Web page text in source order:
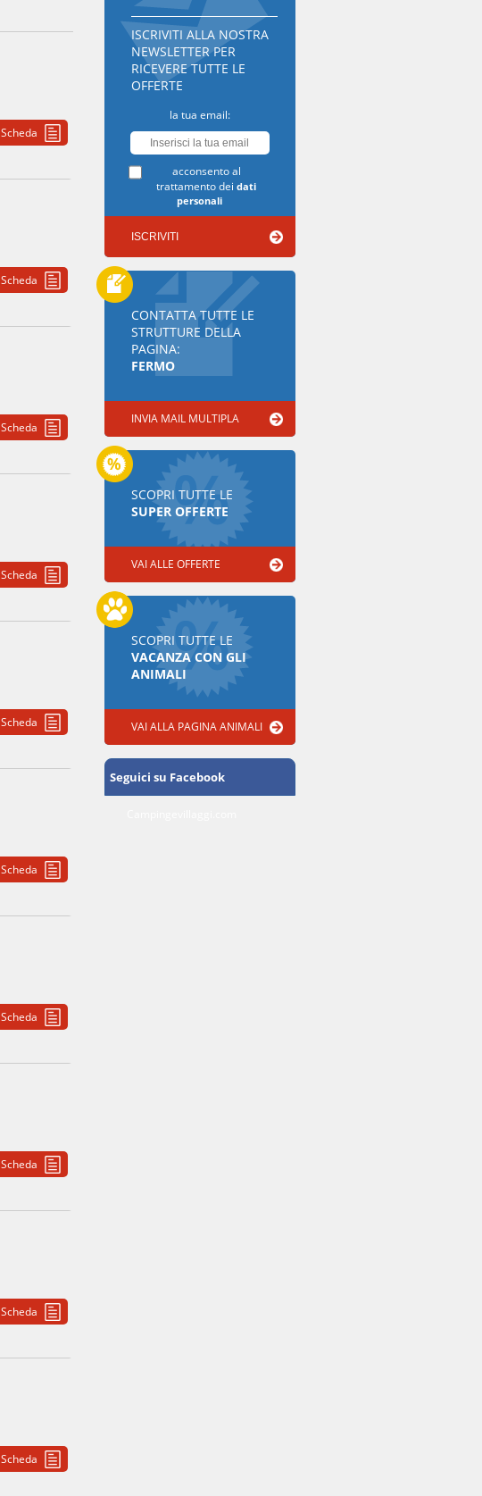
Scheda
Scheda
Scheda
Scheda
Scheda
Scheda
Scheda
Scheda
Scheda
Scheda
ISCRIVITI ALLA NOSTRA
NEWSLETTER PER
RICEVERE TUTTE LE
OFFERTE
la tua email:
acconsento al
trattamento dei dati
personali
CONTATTA TUTTE LE
STRUTTURE DELLA
PAGINA:
FERMO
INVIA MAIL MULTIPLA
SCOPRI TUTTE LE
SUPER OFFERTE
VAI ALLE OFFERTE
SCOPRI TUTTE LE
VACANZA CON GLI
ANIMALI
VAI ALLA PAGINA ANIMALI
Seguici su Facebook